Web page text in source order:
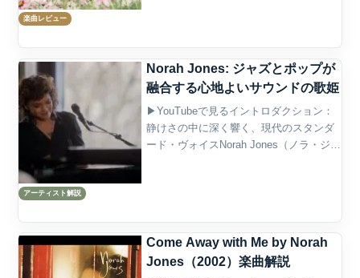
楽曲レビュー
アーティスト解説
Norah Jones: ジャズとポップが
融合する心地よいサウンドの歌姫
▶YouTubeで見るイントロダクション：
静けさの中に深く響く、現代のスタンダ
ード・ヴォイスNorah Jones（ノラ・ジョ
Come Away with Me by Norah
Jones（2002）楽曲解説